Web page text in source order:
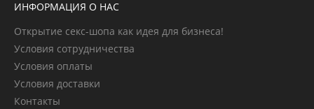
ИНФОРМАЦИЯ О НАС
Открытие секс-шопа как идея для бизнеса!
Условия сотрудничества
Условия оплаты
Условия доставки
Контакты